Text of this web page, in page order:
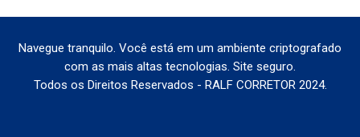
Navegue tranquilo. Você está em um ambiente criptografado
com as mais altas tecnologias. Site seguro.
Todos os Direitos Reservados - RALF CORRETOR 2024.